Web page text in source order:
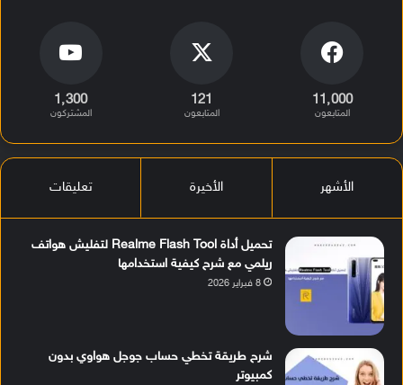
11٬000
المتابعون
121
المتابعون
1٬300
المشتركون
الأشهر الأخيرة تعليقات
تحميل أداة Realme Flash Tool لتفليش هواتف
ريلمي مع شرح كيفية استخدامها
8 فبراير 2026
شرح طريقة تخطي حساب جوجل هواوي بدون
كمبيوتر